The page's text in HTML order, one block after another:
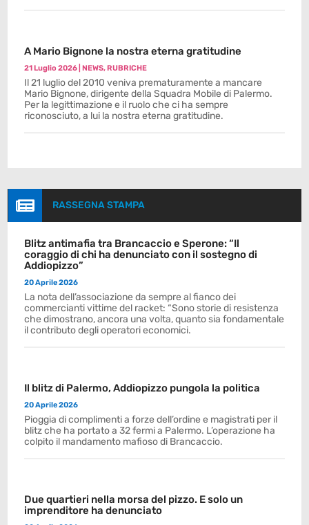
A Mario Bignone la nostra eterna gratitudine
21 Luglio 2026 |NEWS,RUBRICHE
Il 21 luglio del 2010 veniva prematuramente a mancare
Mario Bignone, dirigente della Squadra Mobile di Palermo.
Per la legittimazione e il ruolo che ci ha sempre
riconosciuto, a lui la nostra eterna gratitudine.
 RASSEGNA STAMPA
Blitz antimafia tra Brancaccio e Sperone: “Il
coraggio di chi ha denunciato con il sostegno di
Addiopizzo”
20 Aprile 2026
La nota dell’associazione da sempre al fianco dei
commercianti vittime del racket: “Sono storie di resistenza
che dimostrano, ancora una volta, quanto sia fondamentale
il contributo degli operatori economici.
Il blitz di Palermo, Addiopizzo pungola la politica
20 Aprile 2026
Pioggia di complimenti a forze dell’ordine e magistrati per il
blitz che ha portato a 32 fermi a Palermo. L’operazione ha
colpito il mandamento mafioso di Brancaccio.
Due quartieri nella morsa del pizzo. E solo un
imprenditore ha denunciato